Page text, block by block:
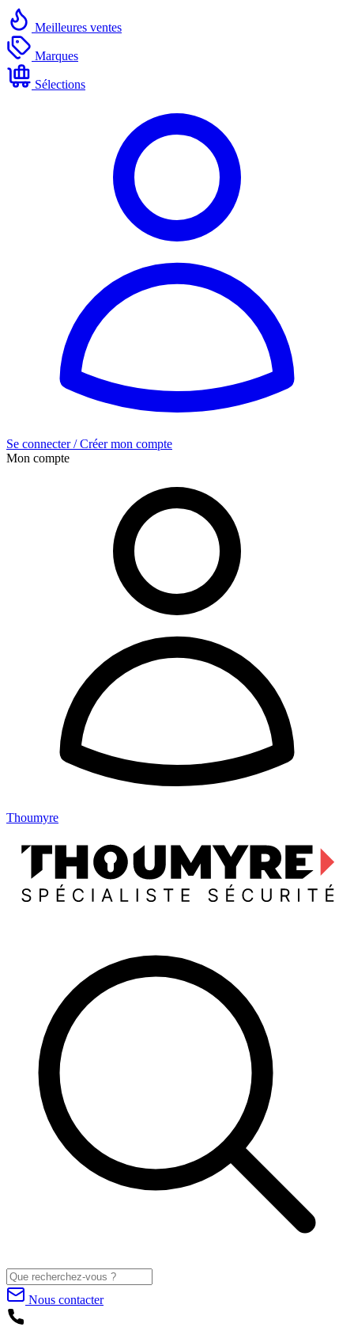
Meilleures ventes
Marques
Sélections
Se connecter / Créer mon compte
Mon compte
Thoumyre
Nous contacter